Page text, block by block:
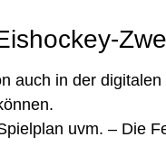
auch in der
uvm. – Die